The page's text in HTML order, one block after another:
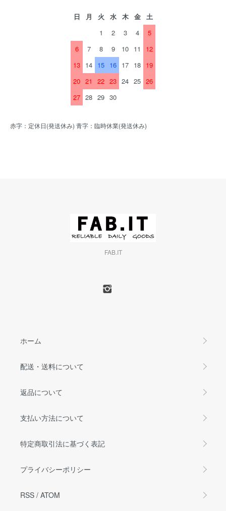
日 月 火 水 木 金
土
1
2 3 4
5
6
7 8 9 10 11
12
13 14 15 16 17 18 19
20 21 22 23 24 25 26
27 28 29 30
赤字：定休日(発送休み) 青字：臨時休業(発送休み)
FAB.IT
ホーム
配送・送料について
返品について
支払い方法について
特定商取引法に基づく表記
プライバシーポリシー
RSS / ATOM